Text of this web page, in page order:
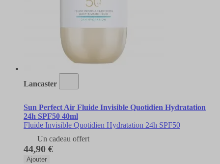
Lancaster
Sun Perfect Air Fluide Invisible Quotidien Hydratation
24h SPF50 40ml
Fluide Invisible Quotidien Hydratation 24h SPF50
Un cadeau offert
44,90 €
Ajouter